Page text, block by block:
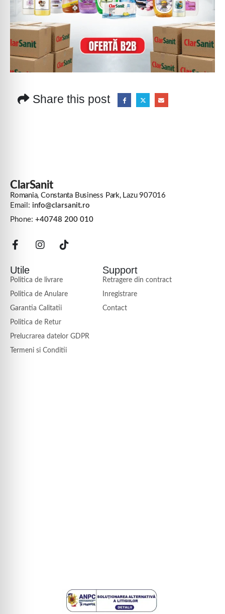
Share this post
ClarSanit
Romania, Constanta Business Park, Lazu 907016
Email: info@clarsanit.ro
Phone: +40748 200 010
Utile
Politica de livrare
Politica de Anulare
Garantia Calitatii
Politica de Retur
Prelucrarea datelor GDPR
Termeni si Conditii
Support
Retragere din contract
Inregistrare
Contact